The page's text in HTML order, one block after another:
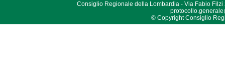
Consiglio Regionale della Lombardia - Via Fabio Filzi
© Copyright Consiglio